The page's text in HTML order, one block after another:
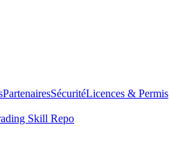
PartenairesSécuritéLicences & Permis
Skill Repo